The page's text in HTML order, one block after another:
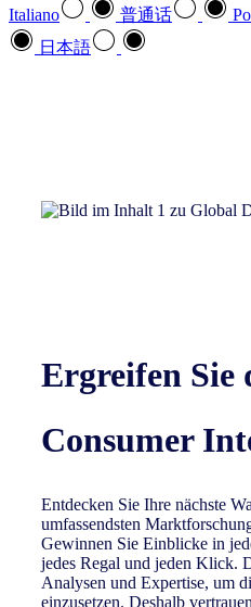
Italiano
普通话
日本語
Ergreifen
Consumer
Entdecken Sie Ihre nächste
umfassendsten
Gewinnen Sie Einblicke in
jedes Regal und jeden Klick.
Analysen und Expertise, um
einzusetzen. Deshalb